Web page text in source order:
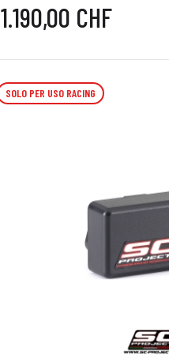
1.190,00 CHF
SOLO PER USO RACING